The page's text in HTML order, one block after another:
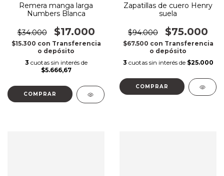
Remera manga larga
Numbers Blanca
$34.000 $17.000
$15.300 con Transferencia
o depósito
3 cuotas sin interés de
$5.666,67
COMPRAR
Zapatillas de cuero Henry
suela
$94.000 $75.000
$67.500 con Transferencia
o depósito
3 cuotas sin interés de $25.000
COMPRAR